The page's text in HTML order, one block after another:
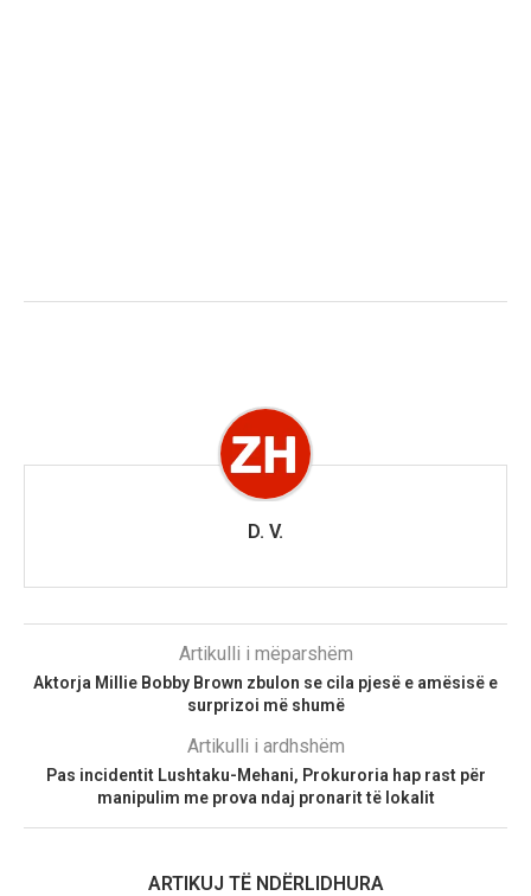
D. V.
Artikulli i mëparshëm
Aktorja Millie Bobby Brown zbulon se cila pjesë e amësisë e
surprizoi më shumë
Artikulli i ardhshëm
Pas incidentit Lushtaku-Mehani, Prokuroria hap rast për
manipulim me prova ndaj pronarit të lokalit
ARTIKUJ TË NDËRLIDHURA